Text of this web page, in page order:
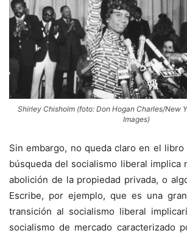
Shirley Chisholm (foto: Don Hogan Charles/New
Images)
Sin embargo, no queda claro en el
búsqueda del socialismo liberal implica
abolición de la propiedad privada, o
Escribe, por ejemplo, que es una
transición al socialismo liberal
socialismo de mercado caracterizado